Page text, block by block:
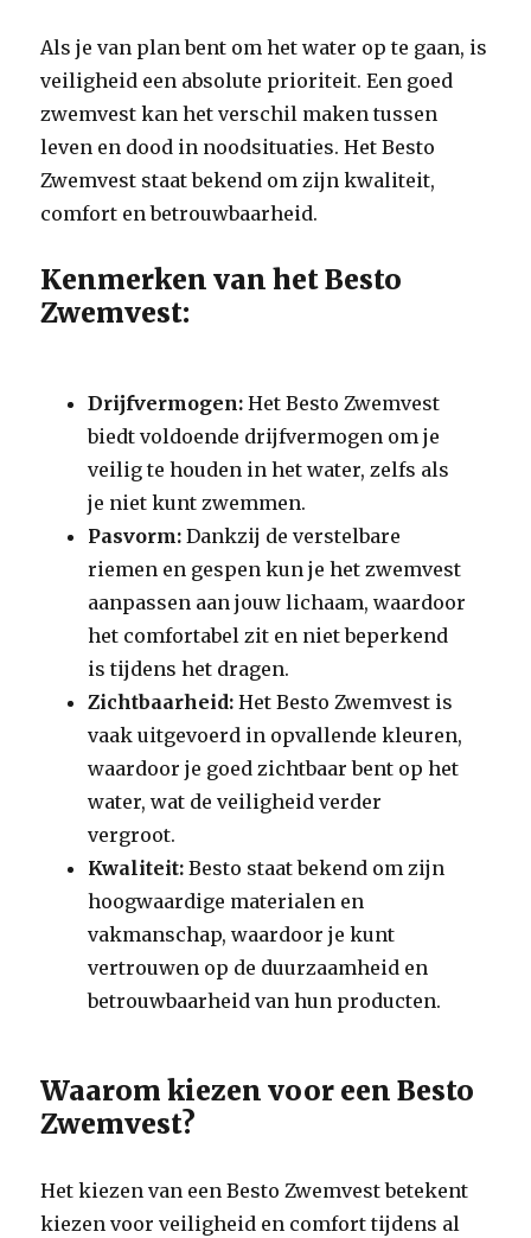
Als je van plan bent om het water op te gaan, is
veiligheid een absolute prioriteit. Een goed
zwemvest kan het verschil maken tussen
leven en dood in noodsituaties. Het Besto
Zwemvest staat bekend om zijn kwaliteit,
comfort en betrouwbaarheid.
Kenmerken van het Besto
Zwemvest:
Drijfvermogen: Het Besto Zwemvest
biedt voldoende drijfvermogen om je
veilig te houden in het water, zelfs als
je niet kunt zwemmen.
Pasvorm: Dankzij de verstelbare
riemen en gespen kun je het zwemvest
aanpassen aan jouw lichaam, waardoor
het comfortabel zit en niet beperkend
is tijdens het dragen.
Zichtbaarheid: Het Besto Zwemvest is
vaak uitgevoerd in opvallende kleuren,
waardoor je goed zichtbaar bent op het
water, wat de veiligheid verder
vergroot.
Kwaliteit: Besto staat bekend om zijn
hoogwaardige materialen en
vakmanschap, waardoor je kunt
vertrouwen op de duurzaamheid en
betrouwbaarheid van hun producten.
Waarom kiezen voor een Besto
Zwemvest?
Het kiezen van een Besto Zwemvest betekent
kiezen voor veiligheid en comfort tijdens al